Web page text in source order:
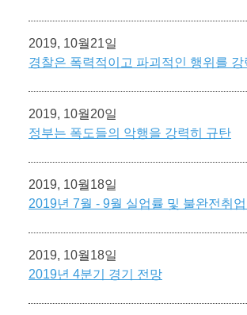
2019, 10월21일
경찰은 폭력적이고 파괴적인 행위를
2019, 10월20일
정부는 폭도들의 악행을 강력히 규탄
2019, 10월18일
2019년 7월 - 9월 실업률 및 불완전취업
2019, 10월18일
2019년 4분기 경기 전망